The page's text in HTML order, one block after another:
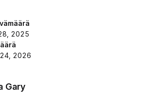
2025
2026
Gary